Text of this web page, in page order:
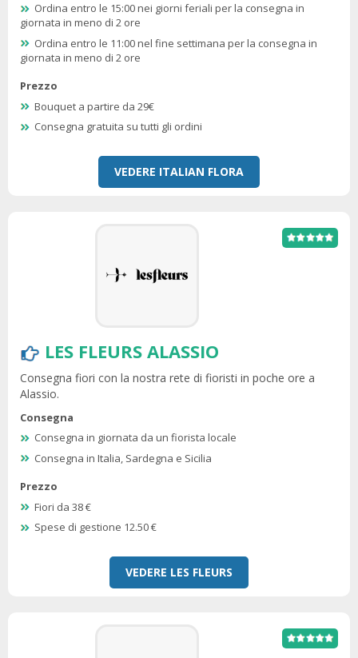
Ordina entro le 15:00 nei giorni feriali per la consegna in
giornata in meno di 2 ore
Ordina entro le 11:00 nel fine settimana per la consegna in
giornata in meno di 2 ore
Prezzo
Bouquet a partire da 29€
Consegna gratuita su tutti gli ordini
VEDERE ITALIAN FLORA
LES FLEURS ALASSIO
Consegna fiori con la nostra rete di fioristi in poche ore a
Alassio.
Consegna
Consegna in giornata da un fiorista locale
Consegna in Italia, Sardegna e Sicilia
Prezzo
Fiori da 38 €
Spese di gestione 12.50 €
VEDERE LES FLEURS